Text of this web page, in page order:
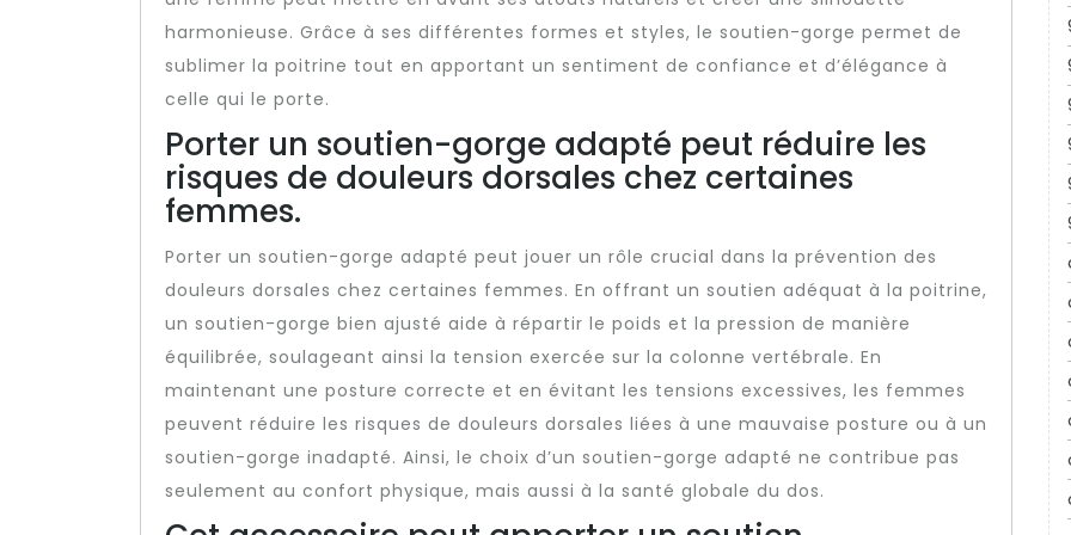
harmonieuse. Grâce à ses différentes formes et styles, le soutien-gorge permet de
sublimer la poitrine tout en apportant un sentiment de confiance et d’élégance à
celle qui le porte.
Porter un soutien-gorge adapté peut réduire les
risques de douleurs dorsales chez certaines
femmes.
Porter un soutien-gorge adapté peut jouer un rôle crucial dans la prévention des
douleurs dorsales chez certaines femmes. En offrant un soutien adéquat à la poitrine,
un soutien-gorge bien ajusté aide à répartir le poids et la pression de manière
équilibrée, soulageant ainsi la tension exercée sur la colonne vertébrale. En
maintenant une posture correcte et en évitant les tensions excessives, les femmes
peuvent réduire les risques de douleurs dorsales liées à une mauvaise posture ou à un
soutien-gorge inadapté. Ainsi, le choix d’un soutien-gorge adapté ne contribue pas
seulement au confort physique, mais aussi à la santé globale du dos.